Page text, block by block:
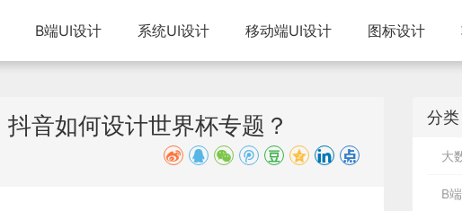
B端UI设计 系统UI设计 移动端UI设计 图标设计
音如何设计世界杯专题？ 分类
大
B